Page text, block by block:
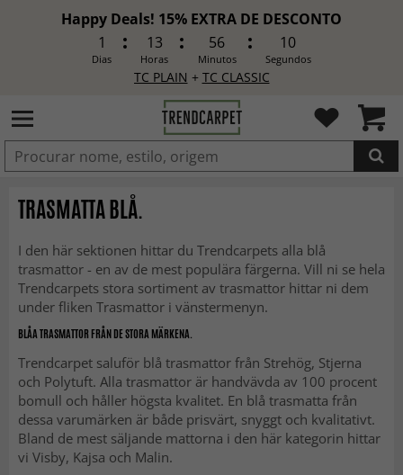
Happy Deals! 15% EXTRA DE DESCONTO
1
Dias
13
Horas
56
Minutos
8
Segundos
TC PLAIN + TC CLASSIC
TRASMATTA BLÅ.
I den här sektionen hittar du Trendcarpets alla blå
trasmattor - en av de mest populära färgerna. Vill ni se hela
Trendcarpets stora sortiment av trasmattor hittar ni dem
under fliken Trasmattor i vänstermenyn.
BLÅA TRASMATTOR FRÅN DE STORA MÄRKENA.
Trendcarpet saluför blå trasmattor från Strehög, Stjerna
och Polytuft. Alla trasmattor är handvävda av 100 procent
bomull och håller högsta kvalitet. En blå trasmatta från
dessa varumärken är både prisvärt, snyggt och kvalitativt.
Bland de mest säljande mattorna i den här kategorin hittar
vi Visby, Kajsa och Malin.